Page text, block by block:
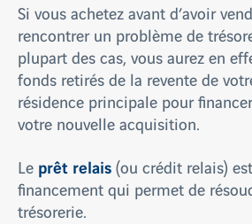
Si vous achetez avant d’avoir
rencontrer un problème de
plupart des cas, vous aurez en
fonds retirés de la revente de
résidence principale pour
votre nouvelle acquisition.
Le prêt relais(ou crédit relais)
financement qui permet de
trésorerie.